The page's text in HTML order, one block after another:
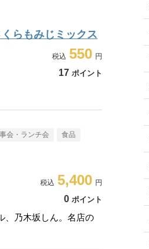
らもみじミックス
550
17 ポイント
会・ランチ会 食品
5,400
0 ポイント
、乃木坂しん。名店の